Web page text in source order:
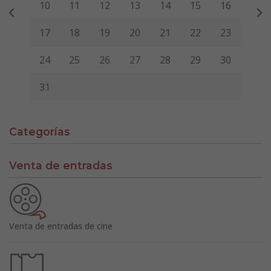
10 11 12 13 14 15 16
17 18 19 20 21 22 23
24 25 26 27 28 29 30
31
Categorías
Venta de entradas
Venta de entradas de cine